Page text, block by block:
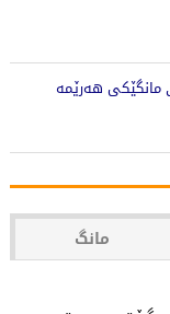
مانگێکی هەرێمە
مانگ